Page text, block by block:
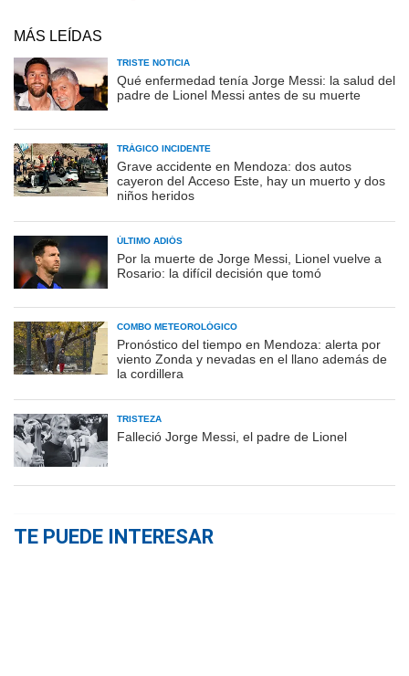
MÁS LEÍDAS
TRISTE NOTICIA
Qué enfermedad tenía Jorge Messi: la salud del
padre de Lionel Messi antes de su muerte
TRÁGICO INCIDENTE
Grave accidente en Mendoza: dos autos
cayeron del Acceso Este, hay un muerto y dos
niños heridos
ÚLTIMO ADIÓS
Por la muerte de Jorge Messi, Lionel vuelve a
Rosario: la difícil decisión que tomó
COMBO METEOROLÓGICO
Pronóstico del tiempo en Mendoza: alerta por
viento Zonda y nevadas en el llano además de
la cordillera
TRISTEZA
Falleció Jorge Messi, el padre de Lionel
TE PUEDE INTERESAR